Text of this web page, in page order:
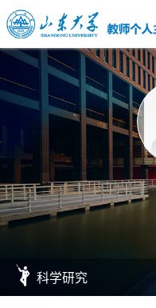
科学研究